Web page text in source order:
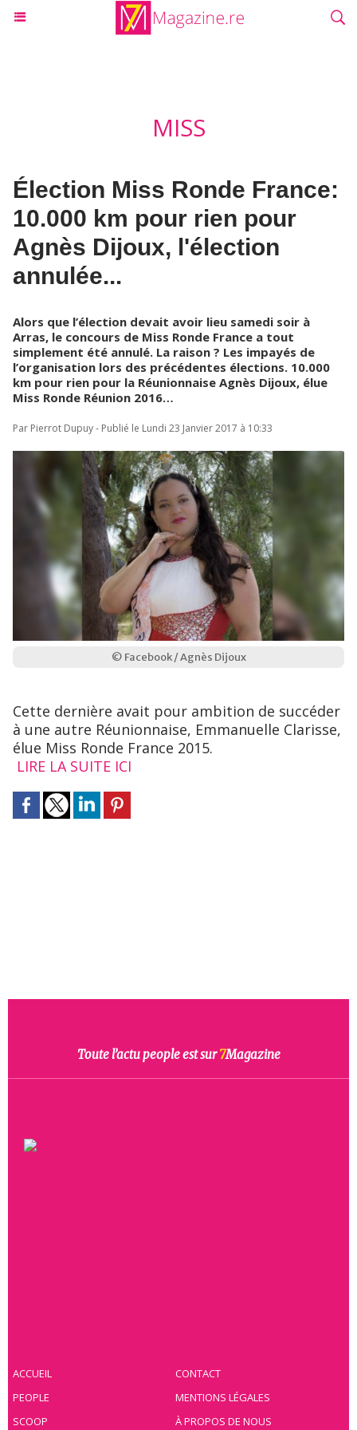
MISS
Élection Miss Ronde France:
10.000 km pour rien pour
Agnès Dijoux, l'élection
annulée...
Alors que l’élection devait avoir lieu samedi soir à
Arras, le concours de Miss Ronde France a tout
simplement été annulé. La raison ? Les impayés de
l’organisation lors des précédentes élections. 10.000
km pour rien pour la Réunionnaise Agnès Dijoux, élue
Miss Ronde Réunion 2016…
Par Pierrot Dupuy - Publié le Lundi 23 Janvier 2017 à 10:33
© Facebook / Agnès Dijoux
Cette dernière avait pour ambition de succéder
à une autre Réunionnaise, Emmanuelle Clarisse,
élue Miss Ronde France 2015.
LIRE LA SUITE ICI
Toute l’actu people est sur7Magazine
ACCUEIL
PEOPLE
SCOOP
CONTACT
MENTIONS LÉGALES
À PROPOS DE NOUS